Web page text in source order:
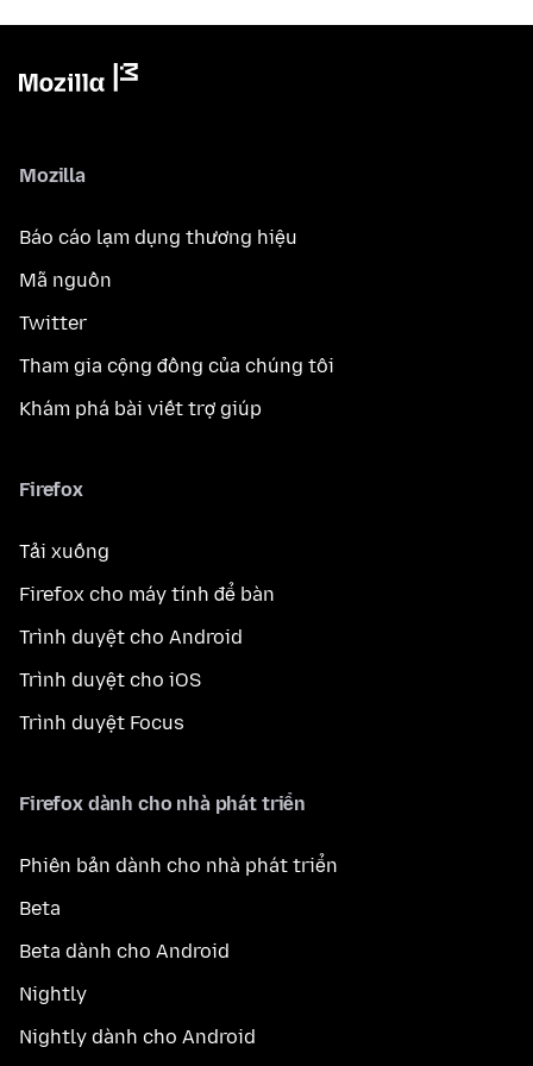
Mozilla
Báo cáo lạm dụng thương hiệu
Mã nguồn
Twitter
Tham gia cộng đồng của chúng tôi
Khám phá bài viết trợ giúp
Firefox
Tải xuống
Firefox cho máy tính để bàn
Trình duyệt cho Android
Trình duyệt cho iOS
Trình duyệt Focus
Firefox dành cho nhà phát triển
Phiên bản dành cho nhà phát triển
Beta
Beta dành cho Android
Nightly
Nightly dành cho Android